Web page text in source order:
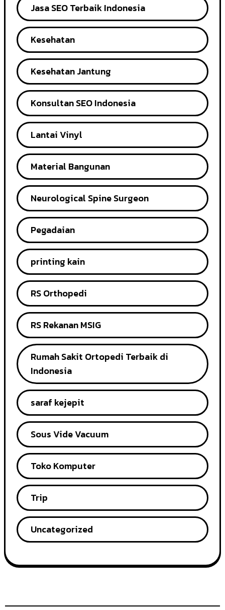
Jasa SEO Terbaik Indonesia
Kesehatan
Kesehatan Jantung
Konsultan SEO Indonesia
Lantai Vinyl
Material Bangunan
Neurological Spine Surgeon
Pegadaian
printing kain
RS Orthopedi
RS Rekanan MSIG
Rumah Sakit Ortopedi Terbaik di
Indonesia
saraf kejepit
Sous Vide Vacuum
Toko Komputer
Trip
Uncategorized